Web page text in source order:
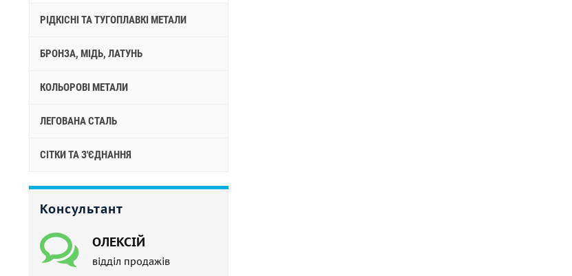
РІДКІСНІ ТА ТУГОПЛАВКІ МЕТАЛИ
БРОНЗА, МІДЬ, ЛАТУНЬ
КОЛЬОРОВІ МЕТАЛИ
ЛЕГОВАНА СТАЛЬ
СІТКИ ТА З'ЄДНАННЯ
Консультант
ОЛЕКСІЙ
відділ продажів